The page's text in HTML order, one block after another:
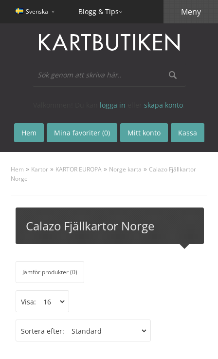
Svenska Blogg & Tips
logga in skapa konto
Hem Mina favoriter (0) Mitt konto Kassa
Meny
Hem » Kartor » KARTOR EUROPA » Norge karta » Calazo Fjällkartor
Norge
Calazo Fjällkartor Norge
Jämför produkter (0)
Visa:
Sortera efter: